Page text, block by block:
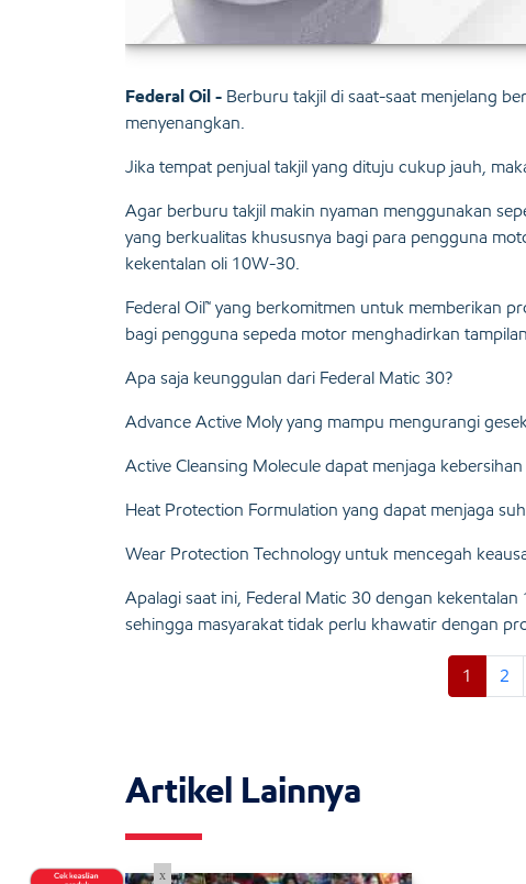
Federal Oil - Berburu takjil di saat-saat menjelang
menyenangkan.
Jika tempat penjual takjil yang dituju cukup jauh,
Agar berburu takjil makin nyaman menggunakan
yang berkualitas khususnya bagi para pengguna
kekentalan oli 10W-30.
Federal Oil™ yang berkomitmen untuk memberikan
bagi pengguna sepeda motor menghadirkan
Apa saja keunggulan dari Federal Matic 30?
Advance Active Moly yang mampu mengurangi
Active Cleansing Molecule dapat menjaga
Heat Protection Formulation yang dapat menjaga
Wear Protection Technology untuk mencegah
Apalagi saat ini, Federal Matic 30 dengan
sehingga masyarakat tidak perlu khawatir dengan
1 2
Artikel Lainnya
x